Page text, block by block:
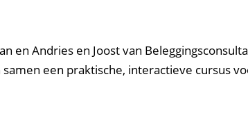
en Andries en Joost van
een praktische, interactieve cursus